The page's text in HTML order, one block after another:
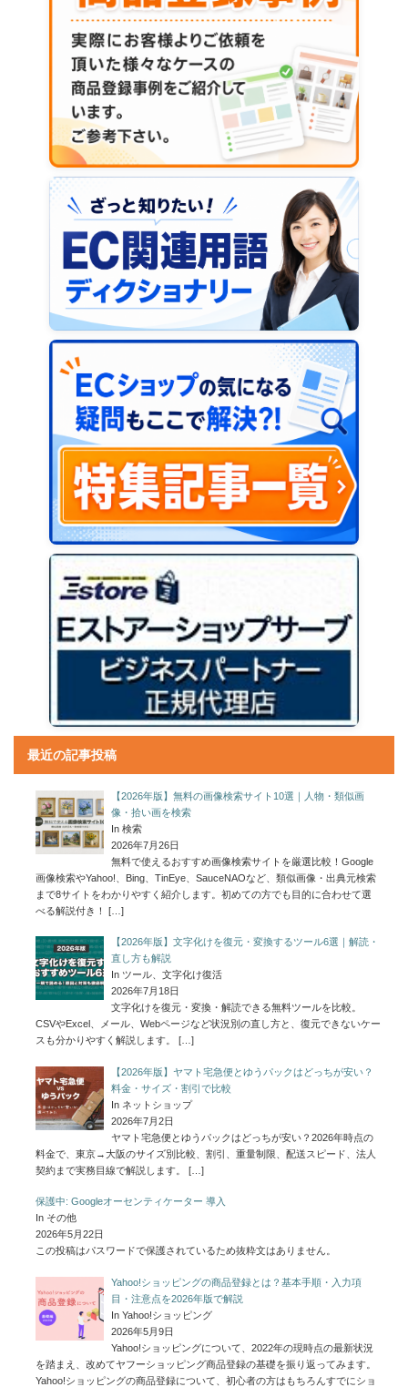
最近の記事投稿
【2026年版】無料の画像検索サイト10選｜人物・類似画
像・拾い画を検索
In 検索
2026年7月26日
無料で使えるおすすめ画像検索サイトを厳選比較！Google
画像検索やYahoo!、Bing、TinEye、SauceNAOなど、類似画像・出典元検索
まで8サイトをわかりやすく紹介します。初めての方でも目的に合わせて選
べる解説付き！
[…]
【2026年版】文字化けを復元・変換するツール6選｜解読・
直し方も解説
In ツール、文字化け復活
2026年7月18日
文字化けを復元・変換・解読できる無料ツールを比較。
CSVやExcel、メール、Webページなど状況別の直し方と、復元できないケー
スも分かりやすく解説します。
[…]
【2026年版】ヤマト宅急便とゆうパックはどっちが安い？
料金・サイズ・割引で比較
In ネットショップ
2026年7月2日
ヤマト宅急便とゆうパックはどっちが安い？2026年時点の
料金で、東京→大阪のサイズ別比較、割引、重量制限、配送スピード、法人
契約まで実務目線で解説します。
[…]
保護中: Googleオーセンティケーター 導入
In その他
2026年5月22日
この投稿はパスワードで保護されているため抜粋文はありません。
Yahoo!ショッピングの商品登録とは？基本手順・入力項
目・注意点を2026年版で解説
In Yahoo!ショッピング
2026年5月9日
Yahoo!ショッピングについて、2022年の現時点の最新状況
を踏まえ、改めてヤフーショッピング商品登録の基礎を振り返ってみます。
Yahoo!ショッピングの商品登録について、初心者の方はもちろんすでにショ